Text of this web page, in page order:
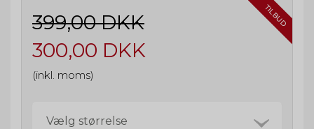
TILBUD
399,00 DKK
300,00 DKK
(inkl. moms)
Vælg størrelse